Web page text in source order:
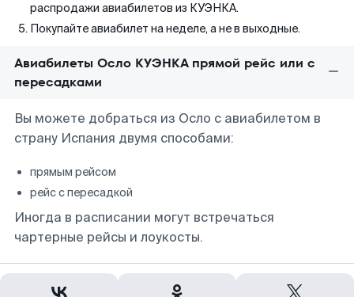
распродажи авиабилетов из КУЭНКА.
Покупайте авиабилет на неделе, а не в выходные.
Авиабилеты Осло КУЭНКА прямой рейс или с
пересадками
Вы можете добраться из Осло с авиабилетом в
страну Испания двумя способами:
прямым рейсом
рейс с пересадкой
Иногда в расписании могут встречаться
чартерные рейсы и лоукосты.